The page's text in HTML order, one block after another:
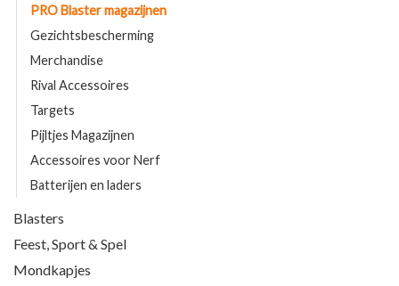
PRO Blaster magazijnen
Gezichtsbescherming
Merchandise
Rival Accessoires
Targets
Pijltjes Magazijnen
Accessoires voor Nerf
Batterijen en laders
Blasters
Feest, Sport & Spel
Mondkapjes